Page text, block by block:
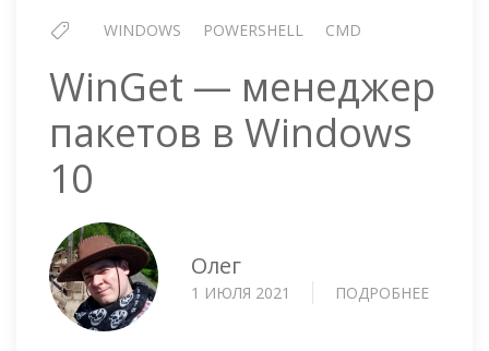
WINDOWS POWERSHELL CMD
WinGet — менеджер
пакетов в Windows
10
Олег
1 ИЮЛЯ 2021 ПОДРОБНЕЕ